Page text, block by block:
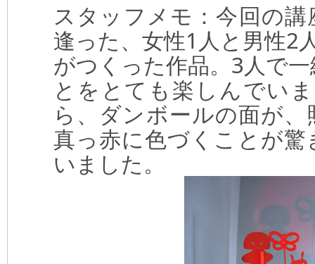
スタッフメモ：今回の
逢った、女性1人と男性2
がつくった作品。3人で
とをとても楽しんでい
ら、ダンボールの面が
真っ赤に色づくことが
いました。